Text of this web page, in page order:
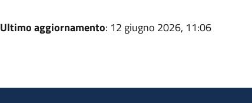
Ultimo aggiornamento: 12 giugno 2026, 11:06